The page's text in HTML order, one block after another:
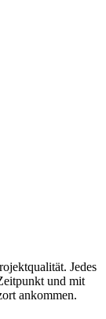
Jedes
und mit
ankommen.